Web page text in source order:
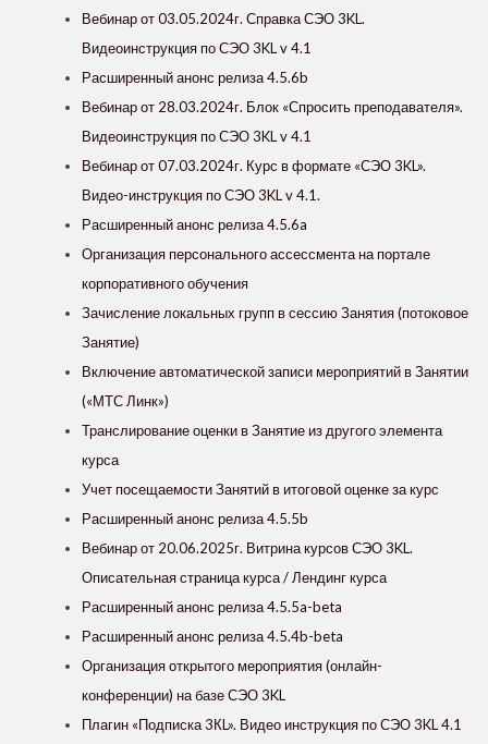
Вебинар от 03.05.2024г. Справка СЭО 3KL.
Видеоинструкция по СЭО 3KL v 4.1
Расширенный анонс релиза 4.5.6b
Вебинар от 28.03.2024г. Блок «Спросить преподавателя».
Видеоинструкция по СЭО 3KL v 4.1
Вебинар от 07.03.2024г. Курс в формате «СЭО 3KL».
Видео-инструкция по СЭО 3KL v 4.1.
Расширенный анонс релиза 4.5.6a
Организация персонального ассессмента на портале
корпоративного обучения
Зачисление локальных групп в сессию Занятия (потоковое
Занятие)
Включение автоматической записи мероприятий в Занятии
(«МТС Линк»)
Транслирование оценки в Занятие из другого элемента
курса
Учет посещаемости Занятий в итоговой оценке за курс
Расширенный анонс релиза 4.5.5b
Вебинар от 20.06.2025г. Витрина курсов СЭО 3KL.
Описательная страница курса / Лендинг курса
Расширенный анонс релиза 4.5.5a-beta
Расширенный анонс релиза 4.5.4b-beta
Организация открытого мероприятия (онлайн-
конференции) на базе СЭО 3KL
Плагин «Подписка 3КL». Видео инструкция по СЭО 3KL 4.1